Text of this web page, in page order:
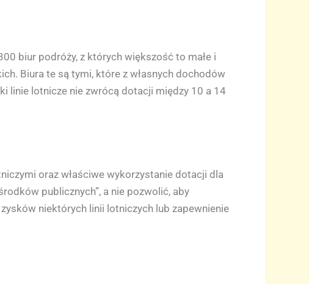
biur podróży, z których większość to małe i
Biura te są tymi, które z własnych dochodów
linie lotnicze nie zwrócą dotacji między 10 a 14
oraz właściwe wykorzystanie dotacji dla
publicznych”, a nie pozwolić, aby
niektórych linii lotniczych lub zapewnienie